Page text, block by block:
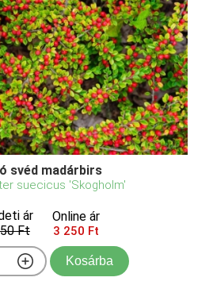
svéd madárbirs
suecicus 'Skogholm'
ár
Ft
Online ár
3 250 Ft
Kosárba